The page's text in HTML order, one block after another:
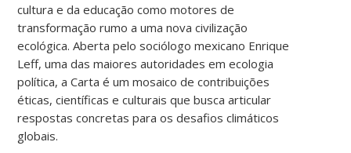
cultura e da educação como motores de
transformação rumo a uma nova civilização
ecológica. Aberta pelo sociólogo mexicano Enrique
Leff, uma das maiores autoridades em ecologia
política, a Carta é um mosaico de contribuições
éticas, científicas e culturais que busca articular
respostas concretas para os desafios climáticos
globais.